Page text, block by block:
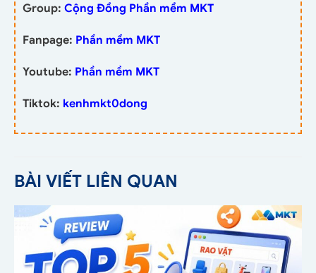
Group: Cộng Đồng Phần mềm MKT
Fanpage: Phần mềm MKT
Youtube: Phần mềm MKT
Tiktok: kenhmkt0dong
BÀI VIẾT LIÊN QUAN